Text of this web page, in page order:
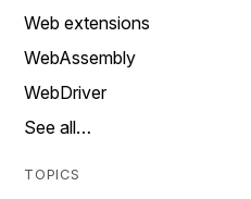
Web extensions
WebAssembly
WebDriver
See all…
TOPICS